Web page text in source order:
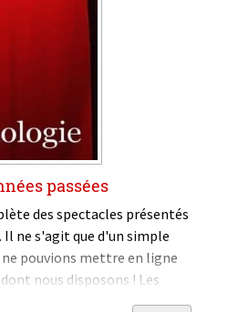
passées
des spectacles présentés
Il ne s'agit que d'un simple
pouvions mettre en ligne
nous disposons ! Les
disponibles qu'à partir de